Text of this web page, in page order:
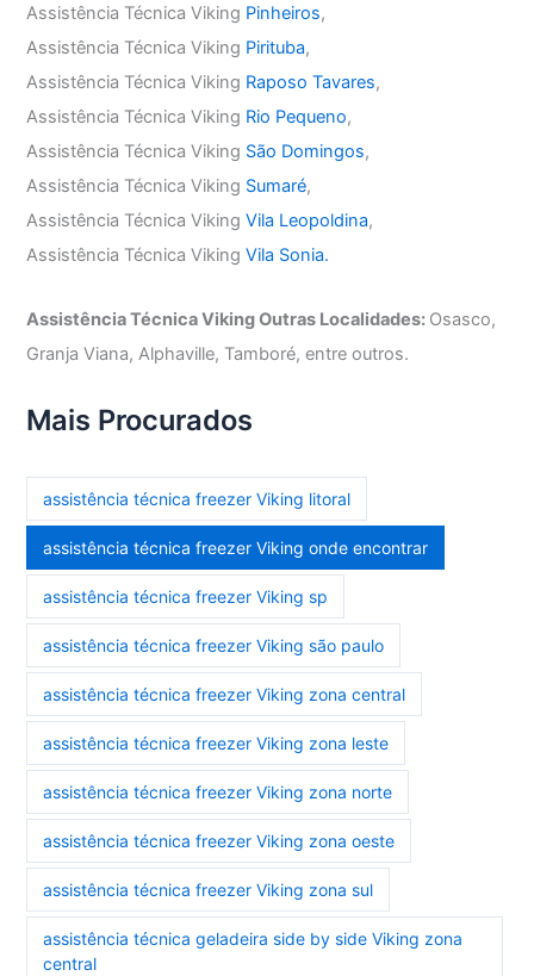
Assistência Técnica Viking Pinheiros,
Assistência Técnica Viking Pirituba,
Assistência Técnica Viking Raposo Tavares,
Assistência Técnica Viking Rio Pequeno,
Assistência Técnica Viking São Domingos,
Assistência Técnica Viking Sumaré,
Assistência Técnica VikingVila Leopoldina,
Assistência Técnica VikingVila Sonia.
Assistência Técnica Viking Outras Localidades: Osasco,
Granja Viana, Alphaville, Tamboré, entre outros.
Mais Procurados
assistência técnica freezer Viking litoral
assistência técnica freezer Viking onde encontrar
assistência técnica freezer Viking sp
assistência técnica freezer Viking são paulo
assistência técnica freezer Viking zona central
assistência técnica freezer Viking zona leste
assistência técnica freezer Viking zona norte
assistência técnica freezer Viking zona oeste
assistência técnica freezer Viking zona sul
assistência técnica geladeira side by side Viking zona
central